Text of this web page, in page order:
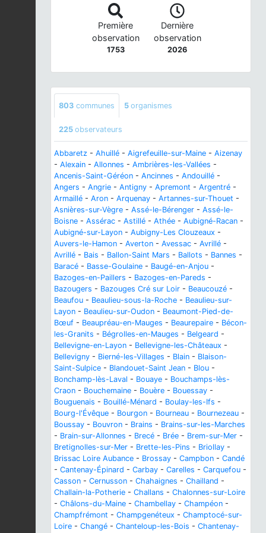
Première
observation
1753
Dernière
observation
2026
803 communes 5 organismes
225 observateurs
Abbaretz - Ahuillé - Aigrefeuille-sur-Maine - Aizenay
- Alexain - Allonnes - Ambrières-les-Vallées -
Ancenis-Saint-Géréon - Ancinnes - Andouillé -
Angers - Angrie - Antigny - Apremont - Argentré -
Armaillé - Aron - Arquenay - Artannes-sur-Thouet -
Asnières-sur-Vègre - Assé-le-Bérenger - Assé-le-
Boisne - Assérac - Astillé - Athée - Aubigné-Racan -
Aubigné-sur-Layon - Aubigny-Les Clouzeaux -
Auvers-le-Hamon - Averton - Avessac - Avrillé -
Avrillé - Bais - Ballon-Saint Mars - Ballots - Bannes -
Baracé - Basse-Goulaine - Baugé-en-Anjou -
Bazoges-en-Paillers - Bazoges-en-Pareds -
Bazougers - Bazouges Cré sur Loir - Beaucouzé -
Beaufou - Beaulieu-sous-la-Roche - Beaulieu-sur-
Layon - Beaulieu-sur-Oudon - Beaumont-Pied-de-
Bœuf - Beaupréau-en-Mauges - Beaurepaire - Bécon-
les-Granits - Bégrolles-en-Mauges - Belgeard -
Bellevigne-en-Layon - Bellevigne-les-Châteaux -
Bellevigny - Bierné-les-Villages - Blain - Blaison-
Saint-Sulpice - Blandouet-Saint Jean - Blou -
Bonchamp-lès-Laval - Bouaye - Bouchamps-lès-
Craon - Bouchemaine - Bouère - Bouessay -
Bouguenais - Bouillé-Ménard - Boulay-les-Ifs -
Bourg-l'Évêque - Bourgon - Bourneau - Bournezeau -
Boussay - Bouvron - Brains - Brains-sur-les-Marches
- Brain-sur-Allonnes - Brecé - Brée - Brem-sur-Mer -
Bretignolles-sur-Mer - Brette-les-Pins - Briollay -
Brissac Loire Aubance - Brossay - Campbon - Candé
- Cantenay-Épinard - Carbay - Carelles - Carquefou -
Casson - Cernusson - Chahaignes - Chailland -
Challain-la-Potherie - Challans - Chalonnes-sur-Loire
- Châlons-du-Maine - Chambellay - Champéon -
Champfrémont - Champgenéteux - Champtocé-sur-
Loire - Changé - Chanteloup-les-Bois - Chantenay-